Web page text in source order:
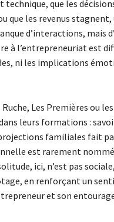
technique, que les
que les revenus stagnent,
d’interactions, mais
à l’entrepreneuriat est
ni les implications
Les Premières ou
leurs formations :
familiales fait
est rarement
ici, n’est pas
en renforçant un
et son